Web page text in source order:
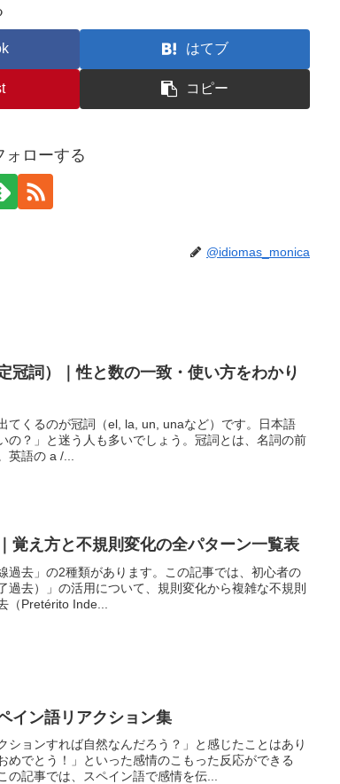
はてブ
コピー
ォローする
@idiomas_monica
冠詞）｜性と数の一致・使い方をわかり
てくるのが冠詞（el, la, un, unaなど）です。日本語
の？」と迷う人も多いでしょう。冠詞とは、名詞の前
英語の a /...
覚え方と不規則変化の全パターン一覧表
過去」の2種類があります。この記事では、初心者の
去）」の活用について、規則変化から複雑な不規則
（Pretérito Inde...
イン語リアクション集
ションすれば自然なんだろう？」と感じたことはあり
めでとう！」といった感情のこもった反応ができる
記事では、スペイン語で感情を伝...